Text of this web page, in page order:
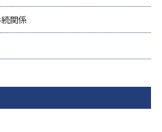
関係